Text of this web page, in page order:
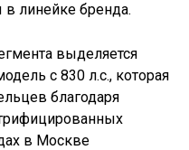
в линейке бренда.
выделяется
с 830 л.с., которая
благодаря
в Москве